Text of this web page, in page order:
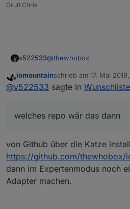
Gruß Chris
v522533@thewhobox
welches repo wär das
installieren muss? Sorry
Offline
iomountainschrieb am 17. Mai
zuletzt editiert von
@v522533 sagte in
welches repo wär das dann
von Github über die Katze
https://github.com/thewhobox/
dann im Expertenmodus noch
Adapter machen.